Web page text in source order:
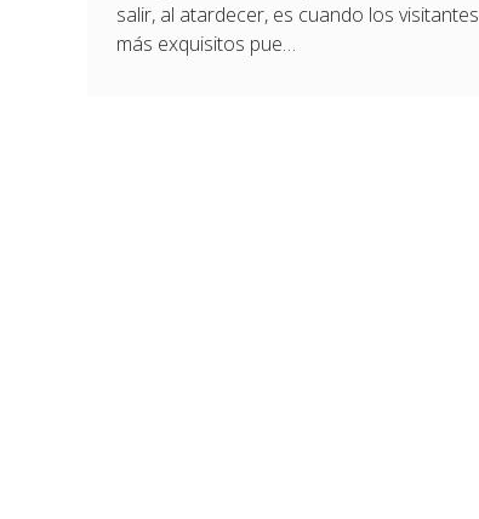
salir, al atardecer, es cuando los visitantes
más exquisitos pue…